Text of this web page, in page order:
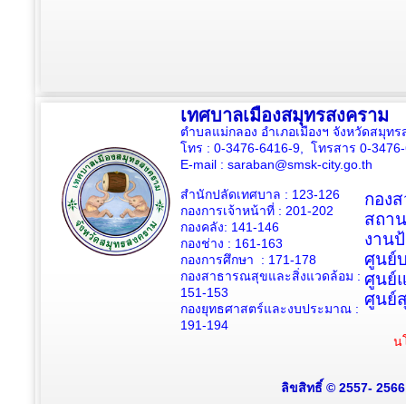
เทศบาลเมืองสมุทรสงคราม
ตำบลแม่กลอง อำเภอเมืองฯ จังหวัดสมุท
โทร : 0-3476-6416-9, โทรสาร 0-
E-mail : saraban@smsk-city.go.th
สำนักปลัดเทศบาล : 123-126
กองการเจ้าหน้าที่ : 201-202
กองคลัง: 141-146
กองช่าง : 161-163
กองการศึกษา : 171-178
กองสาธารณสุขและสิ่งแวดล้อม :
151-153
กองยุทธศาสตร์และงบประมาณ :
191-194
กอง
สถา
งาน
ศูนย์
ศูนย์
ศูนย์
น
ลิขสิทธิ์ © 2557-